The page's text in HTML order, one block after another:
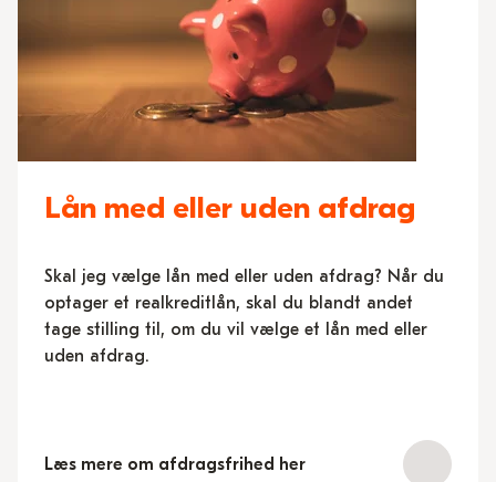
Lån med eller uden afdrag
Skal jeg vælge lån med eller uden afdrag? Når du
optager et realkreditlån, skal du blandt andet
tage stilling til, om du vil vælge et lån med eller
uden afdrag.
Læs mere om afdragsfrihed her